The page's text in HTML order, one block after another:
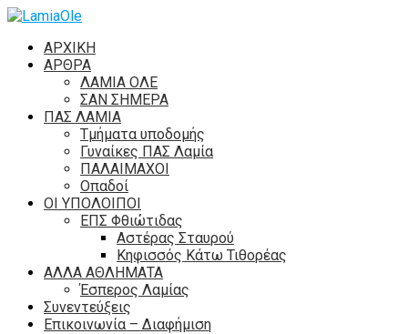
ΑΡΧΙΚΗ
ΑΡΘΡΑ
ΛΑΜΙΑ ΟΛΕ
ΣΑΝ ΣΗΜΕΡΑ
ΠΑΣ ΛΑΜΙΑ
Τμήματα υποδομής
Γυναίκες ΠΑΣ Λαμία
ΠΑΛΑΙΜΑΧΟΙ
Οπαδοί
ΟΙ ΥΠΟΛΟΙΠΟΙ
ΕΠΣ Φθιώτιδας
Αστέρας Σταυρού
Κηφισσός Κάτω Τιθορέας
ΑΛΛΑ ΑΘΛΗΜΑΤΑ
Έσπερος Λαμίας
Συνεντεύξεις
Επικοινωνία – Διαφήμιση